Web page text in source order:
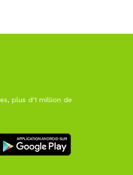
plus d'1 million de